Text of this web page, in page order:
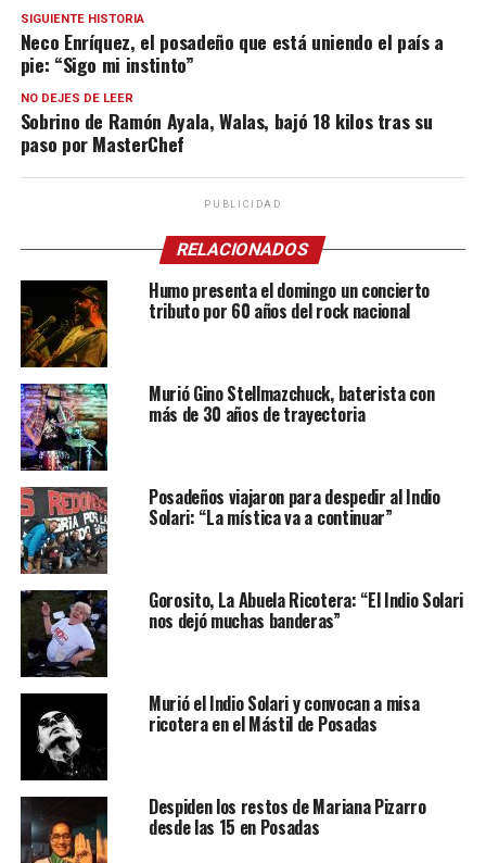
SIGUIENTE HISTORIA
Neco Enríquez, el posadeño que está uniendo el país a
pie: “Sigo mi instinto”
NO DEJES DE LEER
Sobrino de Ramón Ayala, Walas, bajó 18 kilos tras su
paso por MasterChef
PUBLICIDAD
RELACIONADOS
Humo presenta el domingo un concierto
tributo por 60 años del rock nacional
Murió Gino Stellmazchuck, baterista con
más de 30 años de trayectoria
Posadeños viajaron para despedir al Indio
Solari: “La mística va a continuar”
Gorosito, La Abuela Ricotera: “El Indio Solari
nos dejó muchas banderas”
Murió el Indio Solari y convocan a misa
ricotera en el Mástil de Posadas
Despiden los restos de Mariana Pizarro
desde las 15 en Posadas